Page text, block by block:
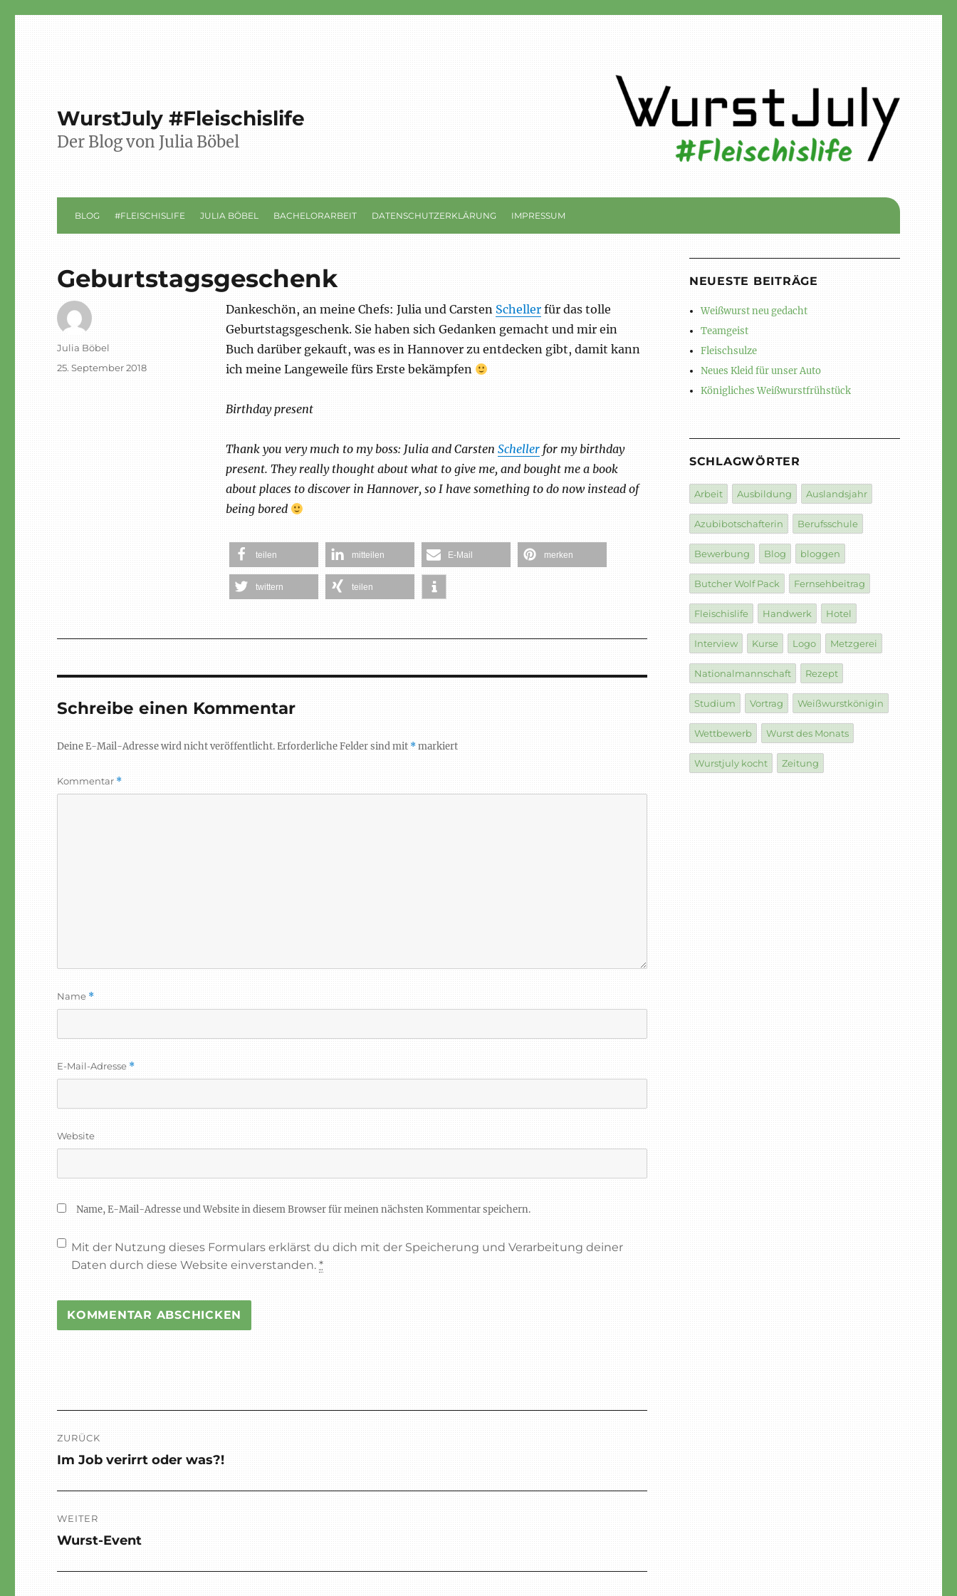
WurstJuly #Fleischislife
Der Blog von Julia Böbel
BLOG #FLEISCHISLIFE JULIA BÖBEL BACHELORARBEIT DATENSCHUTZERKLÄRUNG IMPRESSUM
Geburtstagsgeschenk
Dankeschön, an meine Chefs: Julia und Carsten Schellerfür das tolle
Geburtstagsgeschenk. Sie haben sich Gedanken gemacht und mir ein
Buch darüber gekauft, was es in Hannover zu entdecken gibt, damit kann
ich meine Langeweile fürs Erste bekämpfen
Birthday present
Thank you very much to my boss: Julia and Carsten Schellerfor my birthday
present. They really thought about what to give me, and bought me a book
about places to discover in Hannover, so I have something to do now instead of
being bored
teilen mitteilen E-Mail merken
twittern teilen
Autor
Julia Böbel
Veröffentlicht
25. September 2018
Schreibe einen Kommentar
Deine E-Mail-Adresse wird nicht veröffentlicht.Erforderliche Felder sind mit *markiert
Kommentar *
Name *
E-Mail-Adresse *
Website
Name, E-Mail-Adresse und Website in diesem Browser für meinen nächsten Kommentar speichern.
Mit der Nutzung dieses Formulars erklärst du dich mit der Speicherung und Verarbeitung deiner
Daten durch diese Website einverstanden.*
ZURÜCK
Vorheriger
Im Job verirrt oder was?!
WEITER
Nächster
Wurst-Event
NEUESTE BEITRÄGE
Weißwurst neu gedacht
Teamgeist
Fleischsulze
Neues Kleid für unser Auto
Königliches Weißwurstfrühstück
SCHLAGWÖRTER
Arbeit Ausbildung Auslandsjahr
Azubibotschafterin Berufsschule
Bewerbung Blog bloggen
Butcher Wolf Pack Fernsehbeitrag
Fleischislife Handwerk Hotel
Interview Kurse Logo Metzgerei
Nationalmannschaft Rezept
Studium Vortrag Weißwurstkönigin
Wettbewerb Wurst des Monats
Wurstjuly kocht Zeitung